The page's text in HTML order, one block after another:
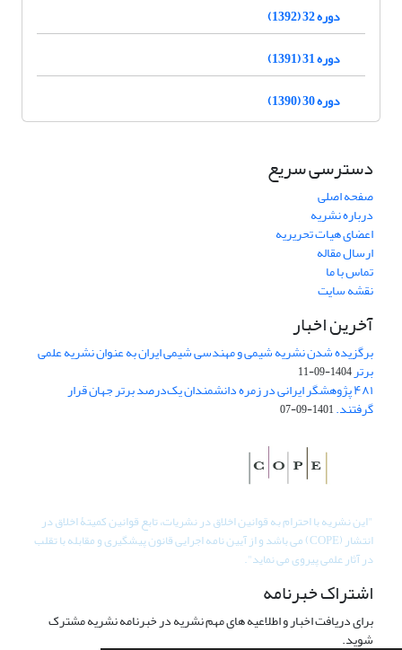
دوره 32 (1392)
دوره 31 (1391)
دوره 30 (1390)
دسترسی سریع
صفحه اصلی
درباره نشریه
اعضای هیات تحریریه
ارسال مقاله
تماس با ما
نقشه سایت
آخرین اخبار
برگزیده شدن نشریه شیمی و مهندسی شیمی ایران به عنوان نشریه علمی
برتر1404-09-11
۴۸۱ پژوهشگر ایرانی در زمره دانشمندان یک‌درصد برتر جهان قرار
گرفتند.1401-09-07
"این نشریه با احترام به قوانین اخلاق در نشریات، تابع قوانین کمیتۀ اخلاق در
انتشار (COPE) می باشد و از آیین نامه اجرایی قانون پیشگیری و مقابله با تقلب
در آثار علمی پیروی می نماید".
اشتراک خبرنامه
برای دریافت اخبار و اطلاعیه های مهم نشریه در خبرنامه نشریه مشترک
شوید.